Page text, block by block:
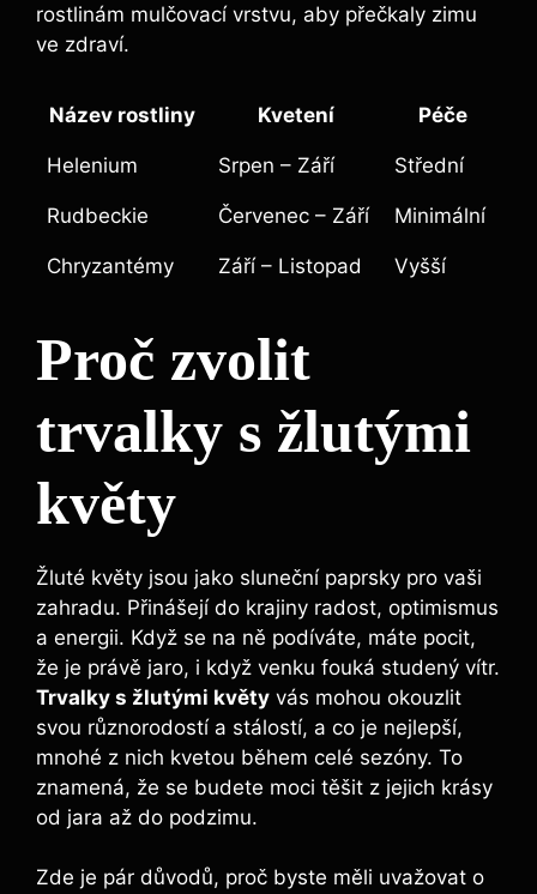
rostlinám mulčovací vrstvu, aby přečkaly zimu
ve zdraví.
Název rostliny Kvetení Péče
Helenium Srpen – Září Střední
Rudbeckie Červenec – Září Minimální
Chryzantémy Září – Listopad Vyšší
Proč zvolit
trvalky s žlutými
květy
Žluté květy jsou jako sluneční paprsky pro vaši
zahradu. Přinášejí do krajiny radost, optimismus
a energii. Když se na ně podíváte, máte pocit,
že je právě jaro, i když venku fouká studený vítr.
Trvalky s žlutými květy vás mohou okouzlit
svou různorodostí a stálostí, a co je nejlepší,
mnohé z nich kvetou během celé sezóny. To
znamená, že se budete moci těšit z jejich krásy
od jara až do podzimu.
Zde je pár důvodů, proč byste měli uvažovat o